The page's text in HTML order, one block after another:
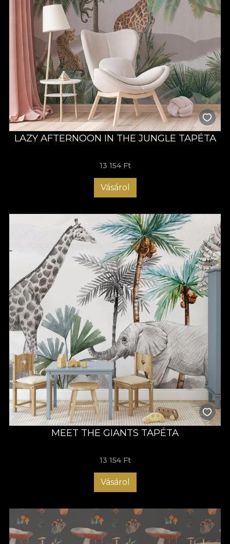
LAZY AFTERNOON IN THE JUNGLE TAPÉTA
13 154 Ft
Vásárol
MEET THE GIANTS TAPÉTA
13 154 Ft
Vásárol